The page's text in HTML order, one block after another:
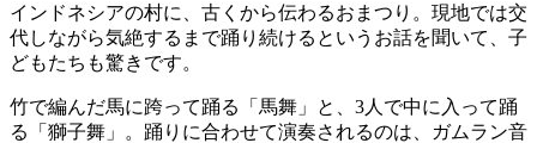
インドネシアの村に、古くから伝わるおまつり。現地では交
代しながら気絶するまで踊り続けるというお話を聞いて、子
どもたちも驚きです。
竹で編んだ馬に跨って踊る「馬舞」と、3人で中に入って踊
る「獅子舞」。踊りに合わせて演奏されるのは、ガムラン音